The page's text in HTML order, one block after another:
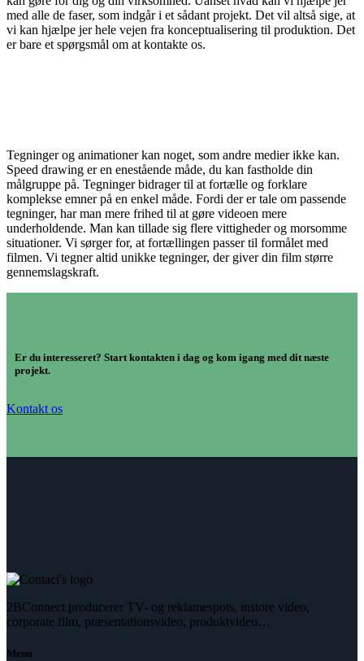
med alle de faser, som indgår i et sådant projekt. Det vil altså sige, at
vi kan hjælpe jer hele vejen fra konceptualisering til produktion. Det
er bare et spørgsmål om at kontakte os.
Tegninger og animationer kan noget, som andre medier ikke kan.
Speed drawing er en enestående måde, du kan fastholde din
målgruppe på. Tegninger bidrager til at fortælle og forklare
komplekse emner på en enkel måde. Fordi der er tale om passende
tegninger, har man mere frihed til at gøre videoen mere
underholdende. Man kan tillade sig flere vittigheder og morsomme
situationer. Vi sørger for, at fortællingen passer til formålet med
filmen. Vi tegner altid unikke tegninger, der giver din film større
gennemslagskraft.
Er du interesseret? Start kontakten i dag og kom igang med dit næste
projekt.
Kontakt os
2BConnect producerer TV- og reklamespots, instore video,
corporate film, præsentationsvideo, produktvideo…
Menu